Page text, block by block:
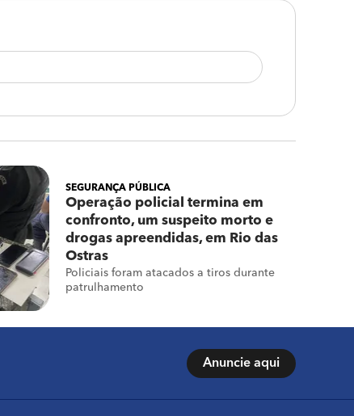
SEGURANÇA PÚBLICA
Operação policial termina em
confronto, um suspeito morto e
drogas apreendidas, em Rio das
Ostras
Policiais foram atacados a tiros durante
patrulhamento
Anuncie aqui